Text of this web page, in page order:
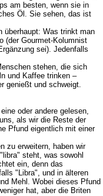
am besten, wenn sie in
Öl. Sie sehen, das ist
überhaupt: Was trinkt man
(der Gourmet-Kolumnist
sei). Jedenfalls
stehen, die sich
und Kaffee trinken –
genießt und schweigt.
oder andere gelesen,
als wir die Reste der
Pfund eigentlich mit einer
zu erweitern, haben wir
steht, was sowohl
ein, denn das
"Libra", und in älteren
Mehl. Wobei dieses Pfund
hat, aber die Briten